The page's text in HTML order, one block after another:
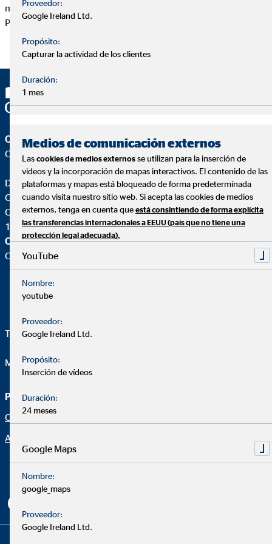
mismos, sin previo permiso por escrito de Daniel Nogales
Pascual.
OVB Allfinanz España S.A.
Oficina | Jerez de la Frontera (Cádiz)
Daniel Nogales Pascual
Coordinador de Zona para OVB
C. Ursulinas, Urb. El Bosque 4 Lc 11-12
11405 Jerez de la Frontera (Cádiz)
OVB Allfinanz España S.A.
Oficina |
Telefon:+34 618 045 956
Mail:daniel.nogales@ovb.es
Página de asesoramiento
Oportunidad profesional
Aviso legal
Proveedor:
Google Ireland Ltd.
Propósito:
Capturar la actividad de los clientes
Duración:
1 mes
Medios de comunicación externos
Las cookies de medios externos se utilizan para la inserción de
videos y la incorporación de mapas interactivos. El contenido de las
plataformas y mapas está bloqueado de forma predeterminada
cuando visita nuestro sitio web. Si acepta las cookies de medios
externos, tenga en cuenta que está consintiendo de forma explícita
las transferencias internacionales a EEUU (país que no tiene una
protección legal adecuada).
YouTube
Nombre:
youtube
Proveedor:
Google Ireland Ltd.
Propósito:
Inserción de vídeos
Duración:
24 meses
Google Maps
Nombre:
google_maps
Proveedor:
Google Ireland Ltd.